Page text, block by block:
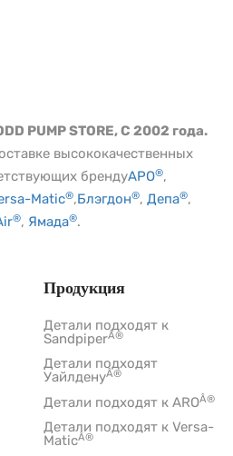
PUMP STORE, С 2002 года.
высококачественных
брендуАРО®,
Matic®,Блэгдон®, Депа®,
®, Ямада®.
Продукция
Детали подходят к
SandpiperÂ®
Детали подходят
УайлденуÂ®
Детали подходят к AROÂ®
Детали подходят к Versa-
MaticÂ®